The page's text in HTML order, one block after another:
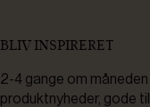
BLIV INSPIRERET
2-4 gange om måneden
produktnyheder, gode